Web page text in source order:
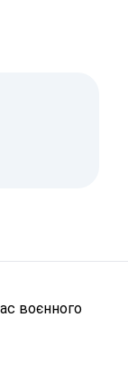
воєнного